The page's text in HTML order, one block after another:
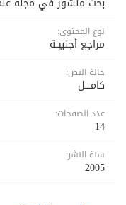
نوع المحتوى:
مراجع أجنبيــة
حالة النص:
كامــــل
عدد الصفحات:
14
سنة النشر:
2005